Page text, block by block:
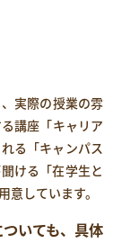
実際の授業の雰
講座「キャリア
る「キャンパス
ける「在学生と
しています。
いても、具体